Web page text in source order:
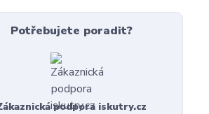
Potřebujete poradit?
podpora iskutry.cz